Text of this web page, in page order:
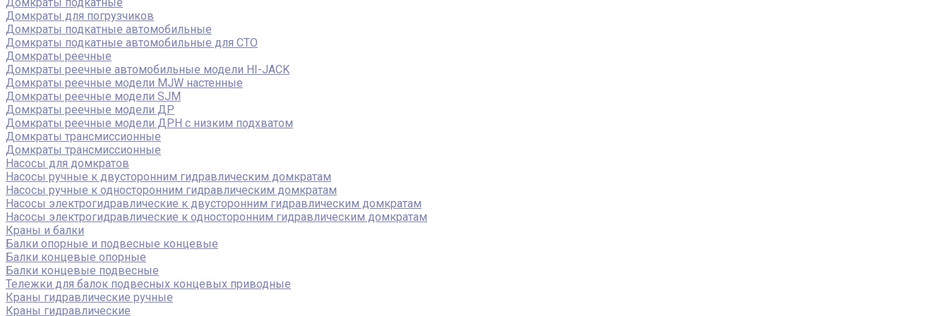
Домкраты для погрузчиков
Домкраты подкатные автомобильные
Домкраты подкатные автомобильные для СТО
Домкраты реечные
Домкраты реечные автомобильные модели HI-JACK
Домкраты реечные модели MJW настенные
Домкраты реечные модели SJM
Домкраты реечные модели ДР
Домкраты реечные модели ДРН с низким подхватом
Домкраты трансмиссионные
Домкраты трансмиссионные
Насосы для домкратов
Насосы ручные к двусторонним гидравлическим домкратам
Насосы ручные к односторонним гидравлическим домкратам
Насосы электрогидравлические к двусторонним гидравлическим домкратам
Насосы электрогидравлические к односторонним гидравлическим домкратам
Краны и балки
Балки опорные и подвесные концевые
Балки концевые опорные
Балки концевые подвесные
Тележки для балок подвесных концевых приводные
Краны гидравлические ручные
Краны гидравлические